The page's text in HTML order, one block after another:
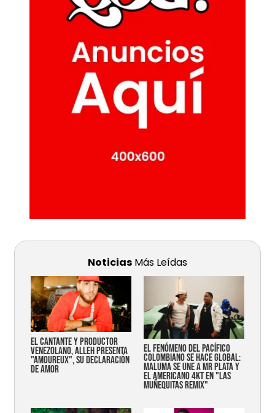
Noticias Más Leídas
EL CANTANTE Y PRODUCTOR
VENEZOLANO, ALLEH PRESENTA
"AMOUREUX", SU DECLARACIÓN
DE AMOR
EL FENÓMENO DEL PACÍFICO
COLOMBIANO SE HACE GLOBAL:
MALUMA SE UNE A MR PLATA Y
EL AMERICANO 4KT EN "LAS
MUÑEQUITAS REMIX"